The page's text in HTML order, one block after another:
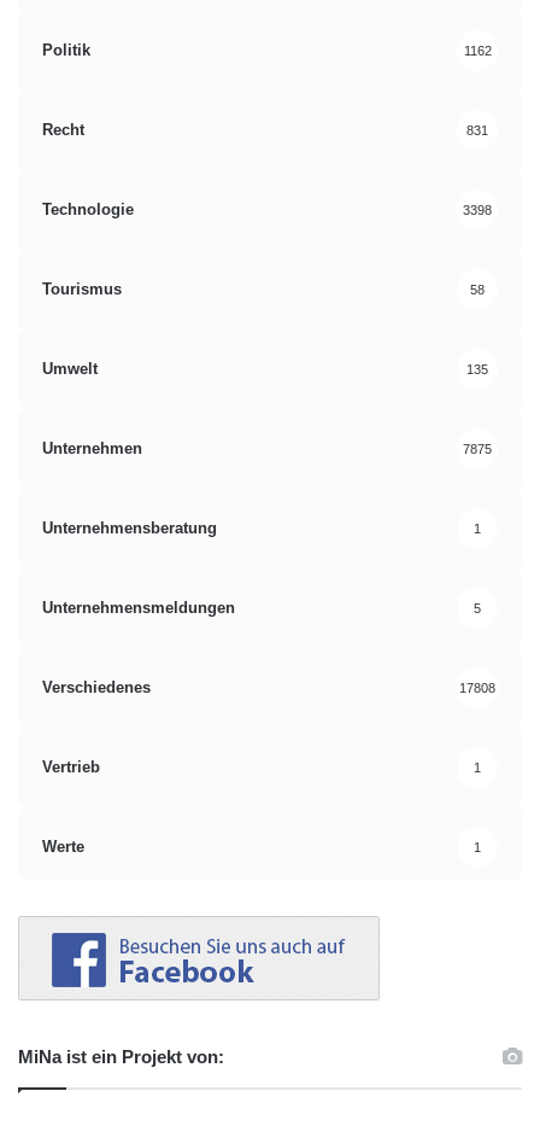
Politik 1162
Recht 831
Technologie 3398
Tourismus 58
Umwelt 135
Unternehmen 7875
Unternehmensberatung 1
Unternehmensmeldungen 5
Verschiedenes 17808
Vertrieb 1
Werte 1
MiNa ist ein Projekt von: